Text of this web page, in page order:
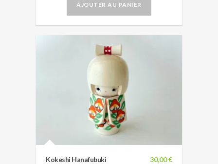
AJOUTER AU PANIER
30,00 €
Kokeshi Hanafubuki